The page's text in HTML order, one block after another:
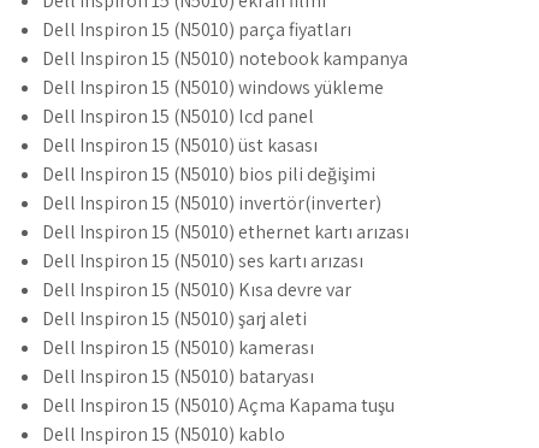
Dell Inspiron 15 (N5010) parça fiyatları
Dell Inspiron 15 (N5010) notebook kampanya
Dell Inspiron 15 (N5010) windows yükleme
Dell Inspiron 15 (N5010) lcd panel
Dell Inspiron 15 (N5010) üst kasası
Dell Inspiron 15 (N5010) bios pili değişimi
Dell Inspiron 15 (N5010) invertör(inverter)
Dell Inspiron 15 (N5010) ethernet kartı arızası
Dell Inspiron 15 (N5010) ses kartı arızası
Dell Inspiron 15 (N5010) Kısa devre var
Dell Inspiron 15 (N5010) şarj aleti
Dell Inspiron 15 (N5010) kamerası
Dell Inspiron 15 (N5010) bataryası
Dell Inspiron 15 (N5010) Açma Kapama tuşu
Dell Inspiron 15 (N5010) kablo